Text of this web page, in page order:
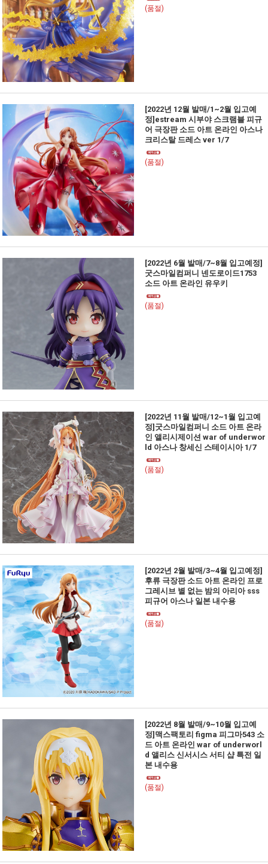
(품절)
[2022년 12월 발매/1~2월 입고예
정]estream 시부야 스크램블 피규
어 극장판 소드 아트 온라인 아스나
크리스탈 드레스 ver 1/7
(품절)
[2022년 6월 발매/7~8월 입고예정]
굿스마일컴퍼니 넨도로이드1753
소드 아트 온라인 유우키
(품절)
[2022년 11월 발매/12~1월 입고예
정]굿스마일컴퍼니 소드 아트 온라
인 앨리시제이션 war of underwor
ld 아스나 창세신 스테이시아 1/7
(품절)
[2022년 2월 발매/3~4월 입고예정]
후류 극장판 소드 아트 온라인 프로
그레시브 별 없는 밤의 아리아 sss
피규어 아스나 일본 내수용
(품절)
[2022년 8월 발매/9~10월 입고예
정]맥스팩토리 figma 피그마543 소
드 아트 온라인 war of underworl
d 앨리스 신서시스 서티 샵 특전 일
본 내수용
(품절)